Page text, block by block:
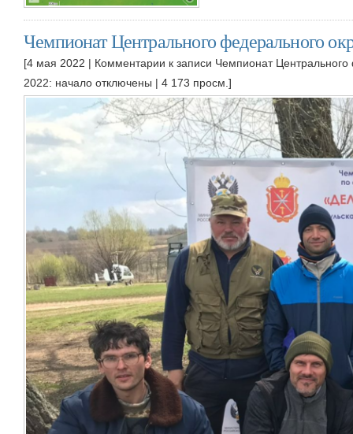
Чемпионат Центрального федерального
[4 мая 2022 | Комментарии к записи Чемпионат Центрального
2022: начало отключены | 4 173 просм.]